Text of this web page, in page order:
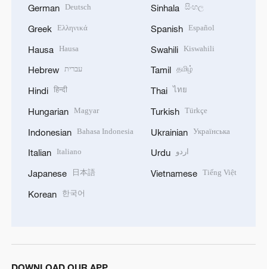
German Deutsch
Greek Ελληνικά
Hausa Hausa
Hebrew עברית
Hindi हिन्दी
Hungarian Magyar
Indonesian Bahasa Indonesia
Italian Italiano
Japanese 日本語
Korean 한국어
Sinhala සිංහල
Spanish Español
Swahili Kiswahili
Tamil தமிழ்
Thai ไทย
Turkish Türkçe
Ukrainian Українська
Urdu اردو
Vietnamese Tiếng Việt